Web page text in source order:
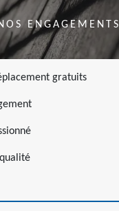
ENGAGEMENTS
gratuits